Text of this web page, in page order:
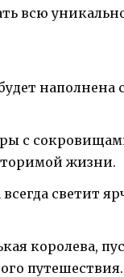
всю
наполнена
с
жизни.
светит
королева,
путешествия.